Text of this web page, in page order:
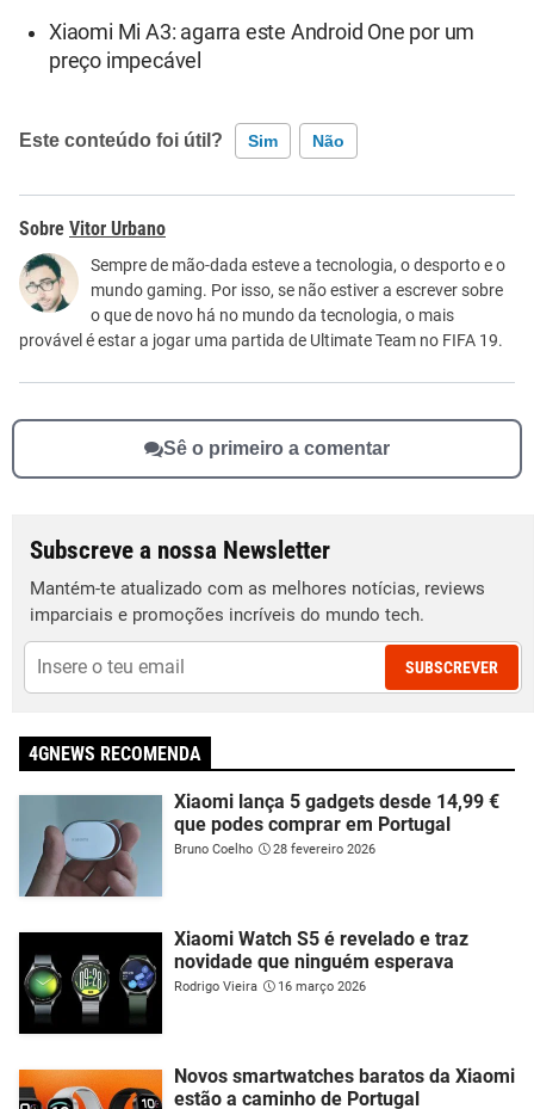
Xiaomi Mi A3: agarra este Android One por um
preço impecável
Este conteúdo foi útil? Sim Não
Este conteúdo contém informação incorreta
Este conteúdo não tem a informação que procuro
Outro
Vitor Urbano
Sempre de mão-dada esteve a tecnologia, o desporto e o
mundo gaming. Por isso, se não estiver a escrever sobre
o que de novo há no mundo da tecnologia, o mais
provável é estar a jogar uma partida de Ultimate Team no FIFA 19.
Sê o primeiro a comentar
Subscreve a nossa Newsletter
Mantém-te atualizado com as melhores notícias, reviews
imparciais e promoções incríveis do mundo tech.
SUBSCREVER
4GNEWS RECOMENDA
Xiaomi lança 5 gadgets desde 14,99 €
que podes comprar em Portugal
Bruno Coelho 28 fevereiro 2026
Xiaomi Watch S5 é revelado e traz
novidade que ninguém esperava
Rodrigo Vieira 16 março 2026
Novos smartwatches baratos da Xiaomi
estão a caminho de Portugal